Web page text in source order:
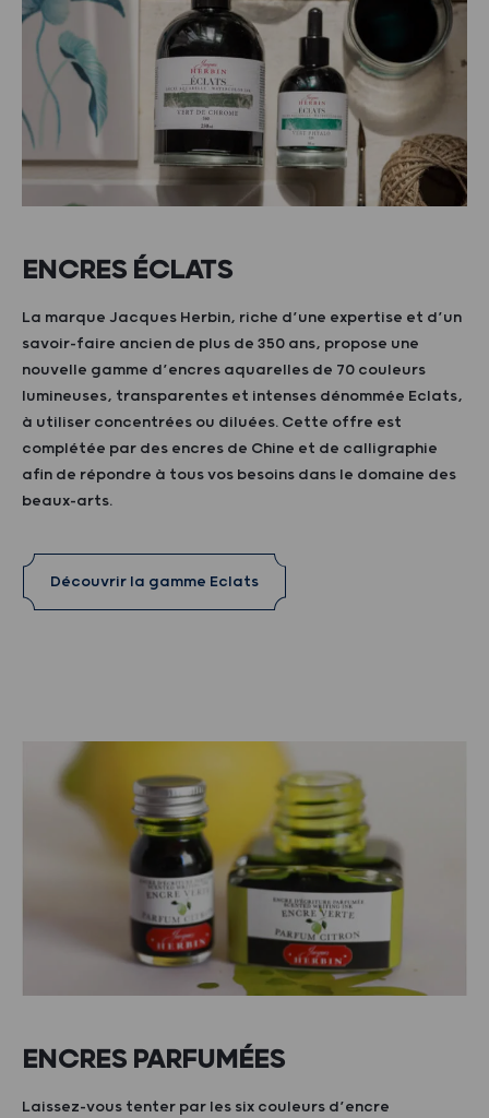
ENCRES ÉCLATS
La marque Jacques Herbin, riche d’une expertise et d’un
savoir-faire ancien de plus de 350 ans, propose une
nouvelle gamme d’encres aquarelles de 70 couleurs
lumineuses, transparentes et intenses dénommée Eclats,
à utiliser concentrées ou diluées. Cette offre est
complétée par des encres de Chine et de calligraphie
afin de répondre à tous vos besoins dans le domaine des
beaux-arts.
Découvrir la gamme Eclats
ENCRES PARFUMÉES
Laissez-vous tenter par les six couleurs d’encre